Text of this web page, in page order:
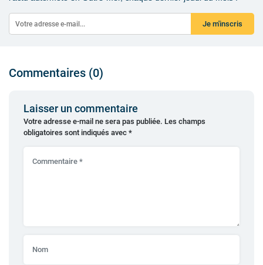
Je m'inscris
Commentaires (0)
Laisser un commentaire
Votre adresse e-mail ne sera pas publiée. Les champs
obligatoires sont indiqués avec *